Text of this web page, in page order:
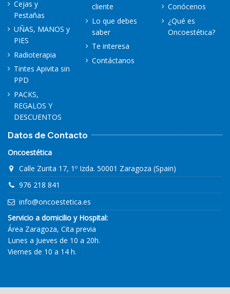
Cejas y
Pestañas
UÑAS, MANOS y
PIES
Radioterapia
Tintes Apivita sin
PPD
PACKS,
REGALOS Y
DESCUENTOS
cliente
Lo que debes
saber
Te interesa
Contáctanos
Conócenos
¿Qué es
Oncoestética?
Datos de Contacto
Oncoestética
Calle Zurita 17, 1º Izda. 50001 Zaragoza (Spain)
976 218 841
info@oncoestetica.es
Servicio a domicilio y Hospital:
Área Zaragoza, Cita previa
Lunes a Jueves de 10 a 20h.
Viernes de 10 a 14 h.